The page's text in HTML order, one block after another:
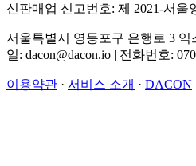
신판매업 신고번호: 제 2021-서울
서울특별시 영등포구 은행로 3 익
일: dacon@dacon.io | 전화번호:
이용약관 · 서비스 소개 · DACON